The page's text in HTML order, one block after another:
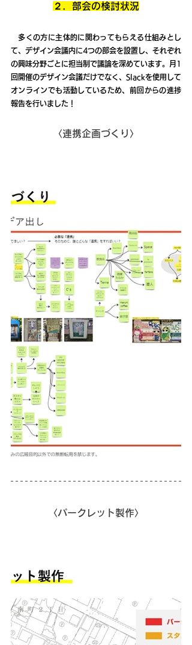
２．部会の検討状況
多くの方に主体的に関わってもらえる仕組みとし
て、デザイン会議内に4つの部会を設置し、それぞれ
の興味分野ごとに担当制で議論を深めています。月1
回開催のデザイン会議だけでなく、Slackを使用して
オンラインでも活動しているため、前回からの進捗
報告を行いました！
〈連携企画づくり〉
〈パークレット製作〉